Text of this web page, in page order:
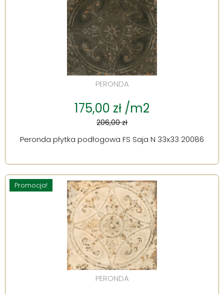
PERONDA
175,00 zł /m2
206,00 zł
Peronda płytka podłogowa FS Saja N 33x33 20086
Promocja!
PERONDA